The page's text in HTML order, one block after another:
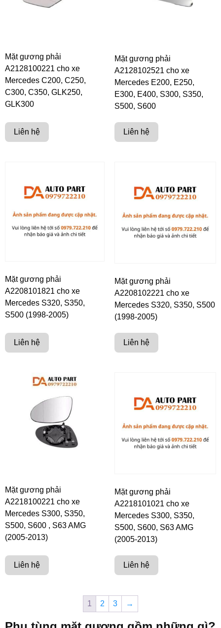
Mặt gương phải
A2128100221 cho xe
Mercedes C200, C250,
C300, C350, GLK250,
GLK300
Liên hệ
Mặt gương phải
A2128102521 cho xe
Mercedes E200, E250,
E300, E400, S300, S350,
S500, S600
Liên hệ
Mặt gương phải
A2208101821 cho xe
Mercedes S320, S350,
S500 (1998-2005)
Liên hệ
Mặt gương phải
A2208102221 cho xe
Mercedes S320, S350, S500
(1998-2005)
Liên hệ
Mặt gương phải
A2218100221 cho xe
Mercedes S300, S350,
S500, S600 , S63 AMG
(2005-2013)
Liên hệ
Mặt gương phải
A2218101021 cho xe
Mercedes S300, S350,
S500, S600, S63 AMG
(2005-2013)
Liên hệ
1 2 3 →